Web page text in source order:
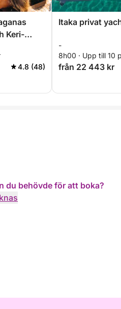
Keri-
4.8 (48)
Itaka privat
-
8h00 · Upp till 10
från 22 443 kr
du behövde för att boka?